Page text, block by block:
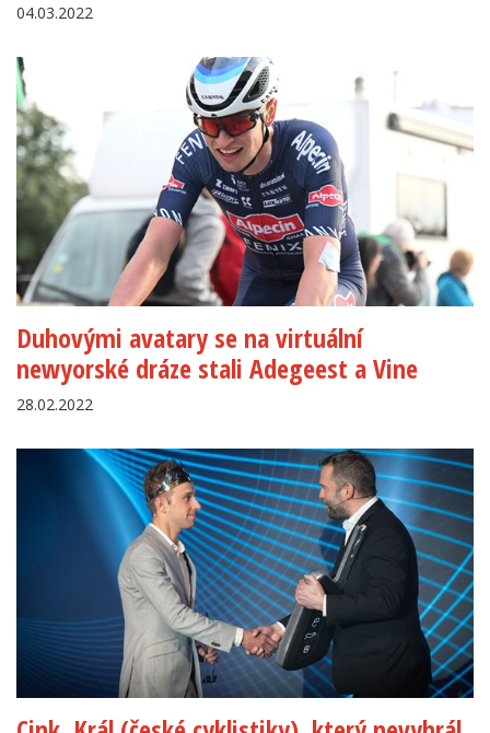
04.03.2022
Duhovými avatary se na virtuální
newyorské dráze stali Adegeest a Vine
28.02.2022